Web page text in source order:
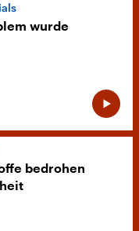
wurde
bedrohen